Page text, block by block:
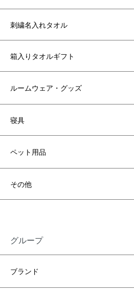
刺繍名入れタオル
箱入りタオルギフト
ルームウェア・グッズ
寝具
ペット用品
その他
グループ
ブランド